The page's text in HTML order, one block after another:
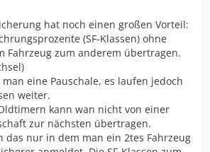
hat noch einen großen Vorteil:
(SF-Klassen) ohne
Fahrzeug zum anderem übertragen.
eine Pauschale, es laufen jedoch
weiter.
kann wan nicht von einer
zur nächsten übertragen.
das nur in dem man ein 2tes Fahrzeug